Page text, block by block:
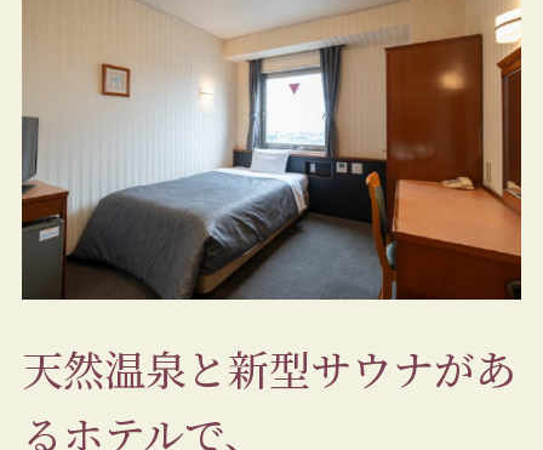
天然温泉と新型サウナがあ
るホテルで、